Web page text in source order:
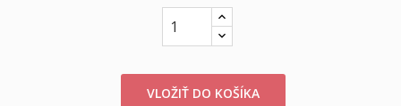
VLOŽIŤ DO KOŠÍKA